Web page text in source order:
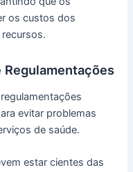
os custos dos
evitar problemas
de saúde.
estar cientes das